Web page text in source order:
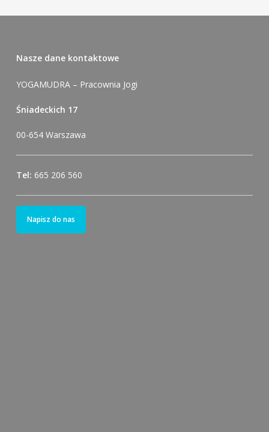
Nasze dane kontaktowe
YOGAMUDRA – Pracownia Jogi
Śniadeckich 17
00-654 Warszawa
Tel: 665 206 560
Napisz do nas